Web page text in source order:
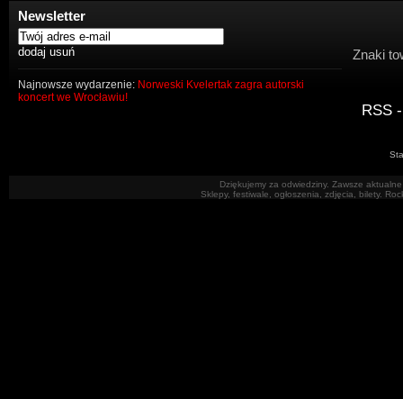
Newsletter
Najnowsze wydarzenie: Norweski Kvelertak zagra autorski
koncert we Wrocławiu!
Znaki
RSS
Dziękujemy za odwiedziny. Zawsze
Sklepy, festiwale, ogłoszenia, zdjęcia, bilety.